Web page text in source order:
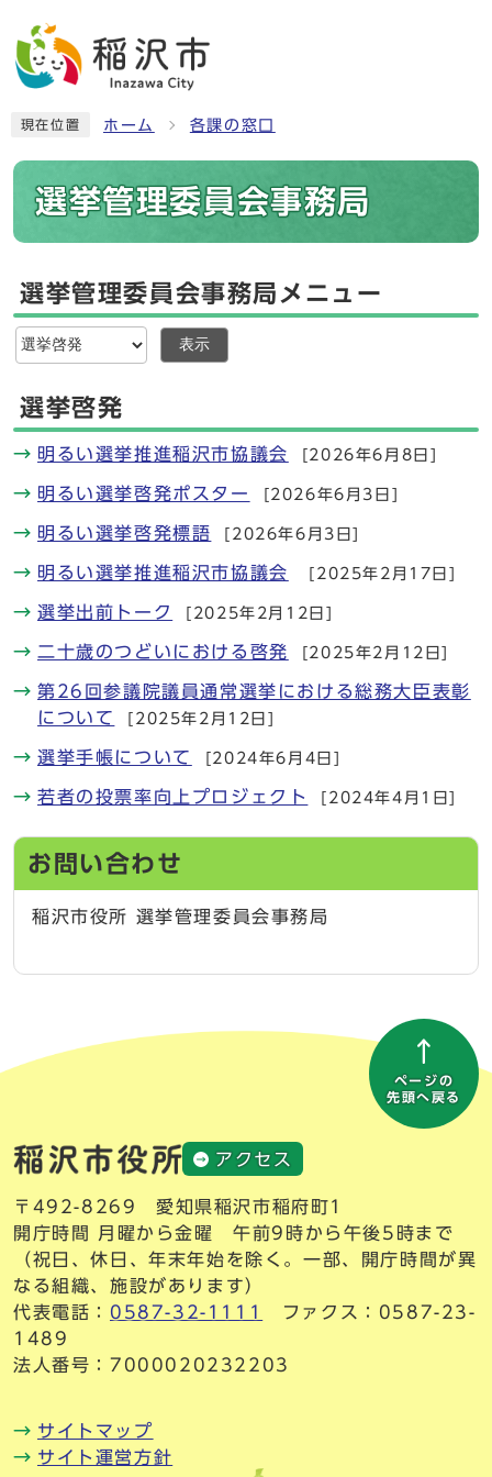
現在位置 ホーム 各課の窓口
選挙管理委員会事務局
選挙管理委員会事務局メニュー
表示
選挙啓発
明るい選挙推進稲沢市協議会 [2026年6月8日]
明るい選挙啓発ポスター [2026年6月3日]
明るい選挙啓発標語 [2026年6月3日]
明るい選挙推進稲沢市協議会 [2025年2月17日]
選挙出前トーク [2025年2月12日]
二十歳のつどいにおける啓発 [2025年2月12日]
第26回参議院議員通常選挙における総務大臣表彰
について
[2025年2月12日]
選挙手帳について [2024年6月4日]
若者の投票率向上プロジェクト [2024年4月1日]
お問い合わせ
稲沢市役所 選挙管理委員会事務局
ページの
先頭へ戻る
アクセス
〒492-8269 愛知県稲沢市稲府町1
開庁時間 月曜から金曜 午前9時から午後5時まで
（祝日、休日、年末年始を除く。一部、開庁時間が異
なる組織、施設があります）
代表電話： 0587-32-1111
ファクス：0587-23-
1489
法人番号：7000020232203
サイトマップ
サイト運営方針